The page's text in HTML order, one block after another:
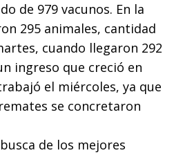
de 979 vacunos. En la
295 animales, cantidad
cuando llegaron 292
ingreso que creció en
el miércoles, ya que
se concretaron
de los mejores